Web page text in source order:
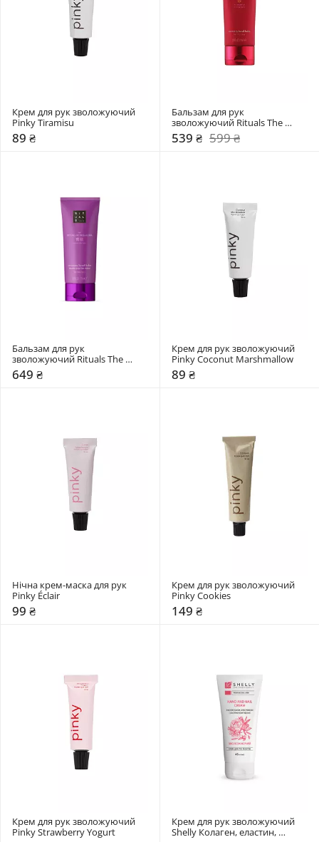
Крем для рук зволожуючий
Pinky Tiramisu
89 ₴
Бальзам для рук
зволожуючий Rituals The
Ritual of Ayurveda
539 ₴ 599 ₴
Бальзам для рук
зволожуючий Rituals The
Ritual of Yozakura
649 ₴
Крем для рук зволожуючий
Pinky Coconut Marshmallow
89 ₴
Нічна крем-маска для рук
Pinky Éclair
99 ₴
Крем для рук зволожуючий
Pinky Cookies
149 ₴
Крем для рук зволожуючий
Pinky Strawberry Yogurt
Крем для рук зволожуючий
Shelly Колаген, еластин,